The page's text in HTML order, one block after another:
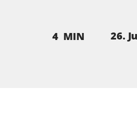
4 MIN 26.